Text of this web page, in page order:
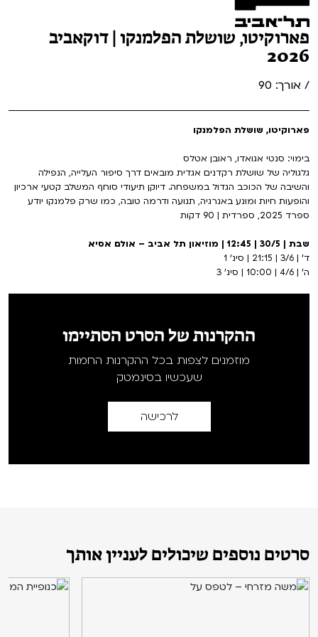
פארוקיטו, שושלת הפלמנקו | דוקאביב
2026
/ אורך: 90
פארוקיטו, שושלת הפלמנקו
בימוי: סנטי אגואדו, ראובן אטלס
גלגוליה של שושלת רקדנים אגדית מובאים דרך סיפור העלייה, הנפילה
והשיבה של הכוכב הגדול במשפחה. דיוקן תיעודי סוחף המשלב קטעי ארכיון
והופעות חיות ומונע באנרגיה, תנועה ודרמה טובה, כמו שרק פלמנקו יודע
ספרד 2025, ספרדית | 90 דקות
שבת | 30/5 | 12:45 | מוזיאון תל אביב – אולם אסיא
ד' | 3/6 | 21:15 | סינ' 1
ה' | 4/6 | 10:00 | סינ' 3
ההקרנות של הסרט הסתיימו
מוזמנים לצפות בכל ההקרנות החמות
שעכשיו בסינמטק
לרכישה
סרטים נוספים שיכולים לעניין אותך